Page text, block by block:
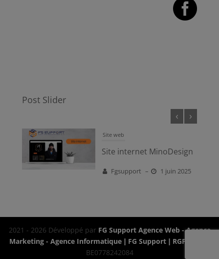

Post Slider
Site web
Site internet MinoDesign
Fgsupport – 1 juin 2025
‹ ›
2021 - 2026 Développé par FG Support Agence Web - Agence
Marketing - Agence Informatique | FG Support | RGPD
BE0778242084